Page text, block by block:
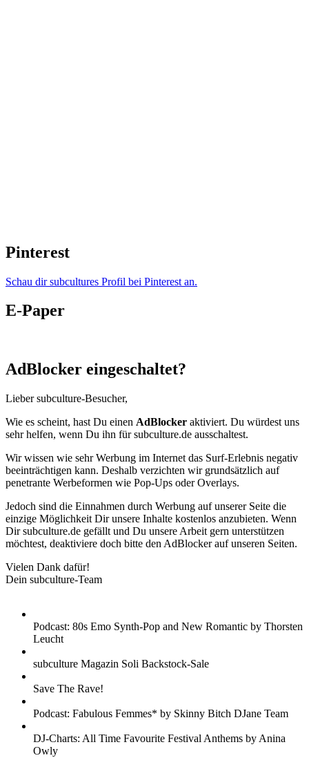
Pinterest
Schau dir subcultures Profil bei Pinterest an.
E-Paper
AdBlocker eingeschaltet?
Lieber subculture-Besucher,
Wie es scheint, hast Du einen AdBlocker aktiviert. Du würdest uns
sehr helfen, wenn Du ihn für subculture.de ausschaltest.
Wir wissen wie sehr Werbung im Internet das Surf-Erlebnis negativ
beeinträchtigen kann. Deshalb verzichten wir grundsätzlich auf
penetrante Werbeformen wie Pop-Ups oder Overlays.
Jedoch sind die Einnahmen durch Werbung auf unserer Seite die
einzige Möglichkeit Dir unsere Inhalte kostenlos anzubieten. Wenn
Dir subculture.de gefällt und Du unsere Arbeit gern unterstützen
möchtest, deaktiviere doch bitte den AdBlocker auf unseren Seiten.
Vielen Dank dafür!
Dein subculture-Team
Podcast: 80s Emo Synth-Pop and New Romantic by Thorsten
Leucht
subculture Magazin Soli Backstock-Sale
Save The Rave!
Podcast: Fabulous Femmes* by Skinny Bitch DJane Team
DJ-Charts: All Time Favourite Festival Anthems by Anina
Owly